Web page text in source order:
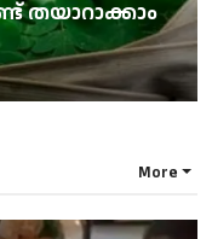
More